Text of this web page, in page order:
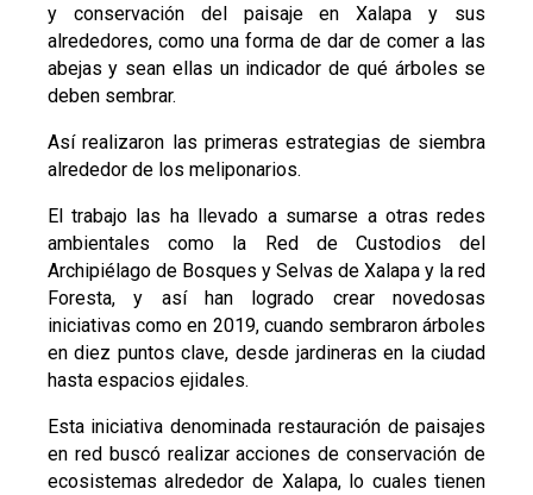
y conservación del paisaje en Xalapa y sus
alrededores, como una forma de dar de comer a las
abejas y sean ellas un indicador de qué árboles se
deben sembrar.
Así realizaron las primeras estrategias de siembra
alrededor de los meliponarios.
El trabajo las ha llevado a sumarse a otras redes
ambientales como la Red de Custodios del
Archipiélago de Bosques y Selvas de Xalapa y la red
Foresta, y así han logrado crear novedosas
iniciativas como en 2019, cuando sembraron árboles
en diez puntos clave, desde jardineras en la ciudad
hasta espacios ejidales.
Esta iniciativa denominada restauración de paisajes
en red buscó realizar acciones de conservación de
ecosistemas alrededor de Xalapa, lo cuales tienen